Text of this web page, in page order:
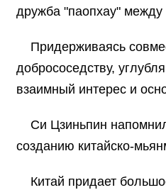
дружба "паопхау"
Придерживаясь
добрососедству,
взаимный интерес и
Си Цзиньпин
созданию китайско-
Китай придает